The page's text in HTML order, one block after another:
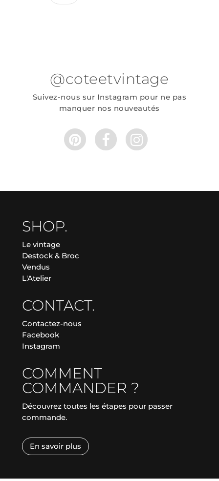
@coteetvintage
Suivez-nous sur Instagram pour ne pas
manquer nos nouveautés
SHOP.
Le vintage
Destock & Broc
Vendus
L'Atelier
CONTACT.
Contactez-nous
Facebook
Instagram
COMMENT
COMMANDER ?
Découvrez toutes les étapes pour passer
commande.
En savoir plus